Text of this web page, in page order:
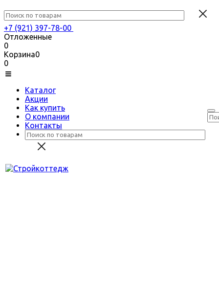
+7 (921) 397-78-00
Отложенные
0
Корзина0
0
Каталог
Акции
Как купить
О компании
Контакты